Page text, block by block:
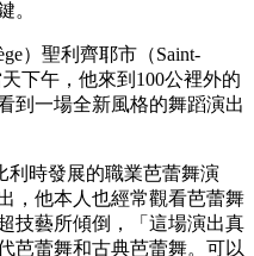
。
）聖利齊耶市（Saint-
下午，他來到100公裡外的
到一場全新風格的舞蹈演出
利時發展的職業芭蕾舞演
，他本人也經常觀看芭蕾舞
技藝所傾倒，「這場演出真
芭蕾舞和古典芭蕾舞。可以